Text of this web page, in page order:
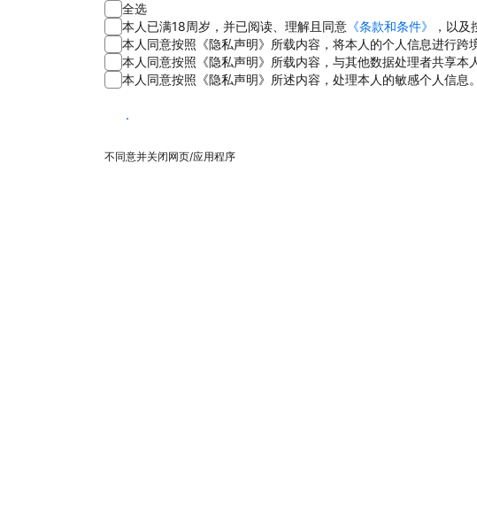
全选
本人已满18周岁，并已阅读、理解且同意 《条款和条件》 ，以及
本人同意按照《隐私声明》所载内容，将本人的个人信息进行跨
本人同意按照《隐私声明》所载内容，与其他数据处理者共享本
本人同意按照《隐私声明》所述内容，处理本人的敏感个人信息。
同意
不同意并关闭网页/应用程序